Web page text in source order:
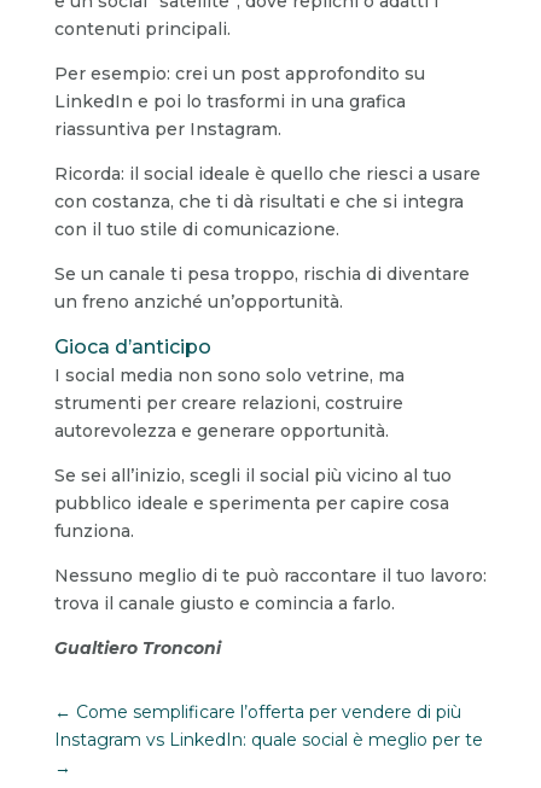
contenuti principali.
Per esempio: crei un post approfondito su
LinkedIn e poi lo trasformi in una grafica
riassuntiva per Instagram.
Ricorda: il social ideale è quello che riesci a usare
con costanza, che ti dà risultati e che si integra
con il tuo stile di comunicazione.
Se un canale ti pesa troppo, rischia di diventare
un freno anziché un’opportunità.
Gioca d’anticipo
I social media non sono solo vetrine, ma
strumenti per creare relazioni, costruire
autorevolezza e generare opportunità.
Se sei all’inizio, scegli il social più vicino al tuo
pubblico ideale e sperimenta per capire cosa
funziona.
Nessuno meglio di te può raccontare il tuo lavoro:
trova il canale giusto e comincia a farlo.
Gualtiero Tronconi
← Come semplificare l’offerta per vendere di più
Instagram vs LinkedIn: quale social è meglio per te
→